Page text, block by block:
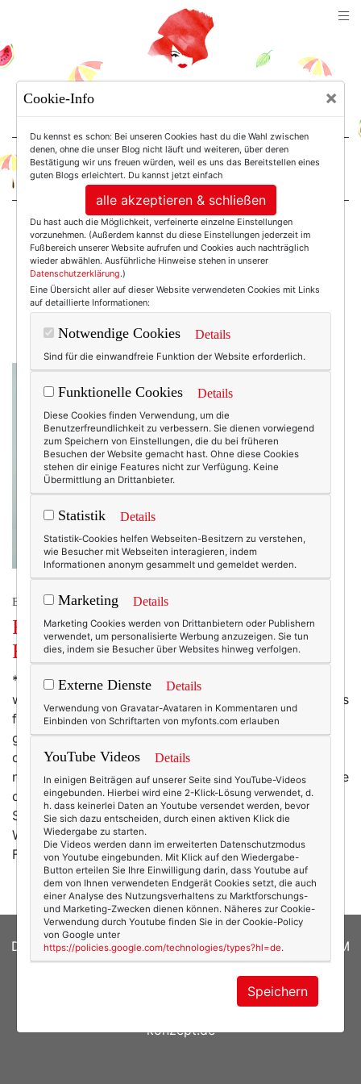
For Women. Not Girls.
Einträge mit dem
Tag: Tweezerman
BEAUTY & FASHION
Friday’s Fav: neu in meinem
Badezimmerschrank!
* Mit NIVEA arbeite ich schon seit einiger Zeit immer
wieder gerne zusammen. Ich mag die Marke besonders
für ihr gutes Preis-Leistungs-Verhältnis – und für die
große Entwicklungs- und Forschungskompetenz, die
dahinter steht. Im Dezember hat mir NIVEA nun ihre
neue SerieCellular Perfekt Skinins Haus geschickt, die
die Haut mit Magnolien-Extrakt und Lumicinol zum
Strahlen bringen soll. Dafür hatte sie in den letzten
Wochen reichlich Gelegenheit, denn Januar und
Februar sind für mich…
mehr
DATENSCHUTZERKLÄRUNG|COOKIES|IMPRESSUM
| Susanne Ackstaller
Sibylle Zimmermann, hz-
konzept.de
Cookie-Info ×
Du kennst es schon: Bei unseren Cookies hast du die Wahl zwischen
denen, ohne die unser Blog nicht läuft und weiteren, über deren
Bestätigung wir uns freuen würden, weil es uns das Bereitstellen eines
guten Blogs erleichtert. Du kannst jetzt einfach
alle akzeptieren & schließen
Du hast auch die Möglichkeit, verfeinerte einzelne Einstellungen
vorzunehmen. (Außerdem kannst du diese Einstellungen jederzeit im
Fußbereich unserer Website aufrufen und Cookies auch nachträglich
wieder abwählen. Ausführliche Hinweise stehen in unserer
Datenschutzerklärung.)
Eine Übersicht aller auf dieser Website verwendeten Cookies mit Links
auf detaillierte Informationen:
Notwendige Cookies Details
Sind für die einwandfreie Funktion der Website erforderlich.
Funktionelle Cookies Details
Diese Cookies finden Verwendung, um die
Benutzerfreundlichkeit zu verbessern. Sie dienen vorwiegend
zum Speichern von Einstellungen, die du bei früheren
Besuchen der Website gemacht hast. Ohne diese Cookies
stehen dir einige Features nicht zur Verfügung. Keine
Übermittlung an Drittanbieter.
Statistik Details
Statistik-Cookies helfen Webseiten-Besitzern zu verstehen,
wie Besucher mit Webseiten interagieren, indem
Informationen anonym gesammelt und gemeldet werden.
Marketing Details
Marketing Cookies werden von Drittanbietern oder Publishern
verwendet, um personalisierte Werbung anzuzeigen. Sie tun
dies, indem sie Besucher über Websites hinweg verfolgen.
Externe Dienste Details
Verwendung von Gravatar-Avataren in Kommentaren und
Einbinden von Schriftarten von myfonts.com erlauben
YouTube Videos Details
In einigen Beiträgen auf unserer Seite sind YouTube-Videos
eingebunden. Hierbei wird eine 2-Klick-Lösung verwendet, d.
h. dass keinerlei Daten an Youtube versendet werden, bevor
Sie sich dazu entscheiden, durch einen aktiven Klick die
Wiedergabe zu starten.
Die Videos werden dann im erweiterten Datenschutzmodus
von Youtube eingebunden. Mit Klick auf den Wiedergabe-
Button erteilen Sie Ihre Einwilligung darin, dass Youtube auf
dem von Ihnen verwendeten Endgerät Cookies setzt, die auch
einer Analyse des Nutzungsverhaltens zu Marktforschungs-
und Marketing-Zwecken dienen können. Näheres zur Cookie-
Verwendung durch Youtube finden Sie in der Cookie-Policy
von Google unter
https://policies.google.com/technologies/types?hl=de.
Speichern